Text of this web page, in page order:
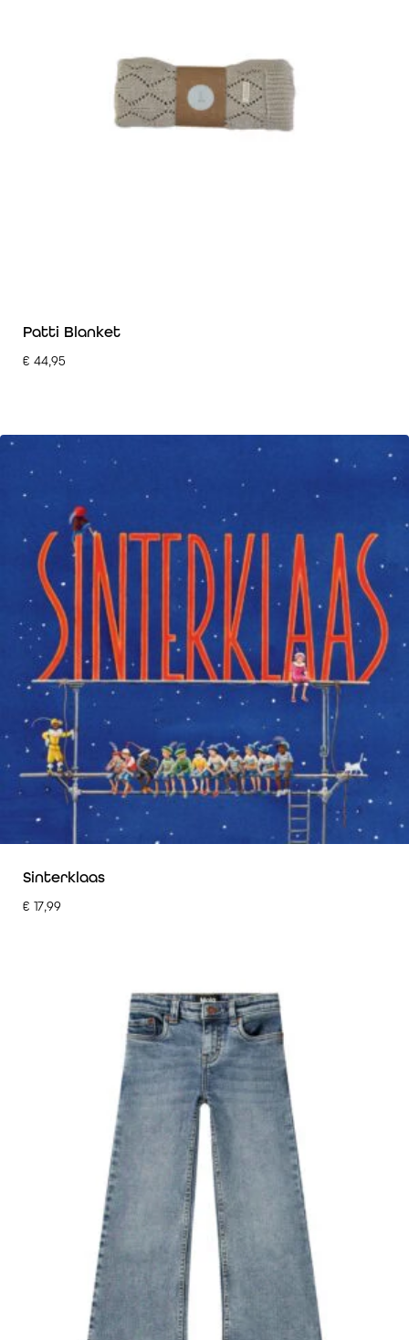
Patti Blanket
€ 44,95
Sinterklaas
€ 17,99